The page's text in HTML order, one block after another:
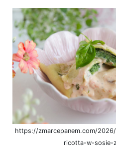
https://zmarcepanem.com/
ricotta-w-sosie-